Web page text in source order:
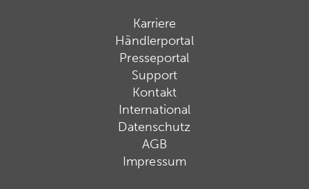
Karriere
Händlerportal
Presseportal
Support
Kontakt
International
Datenschutz
AGB
Impressum